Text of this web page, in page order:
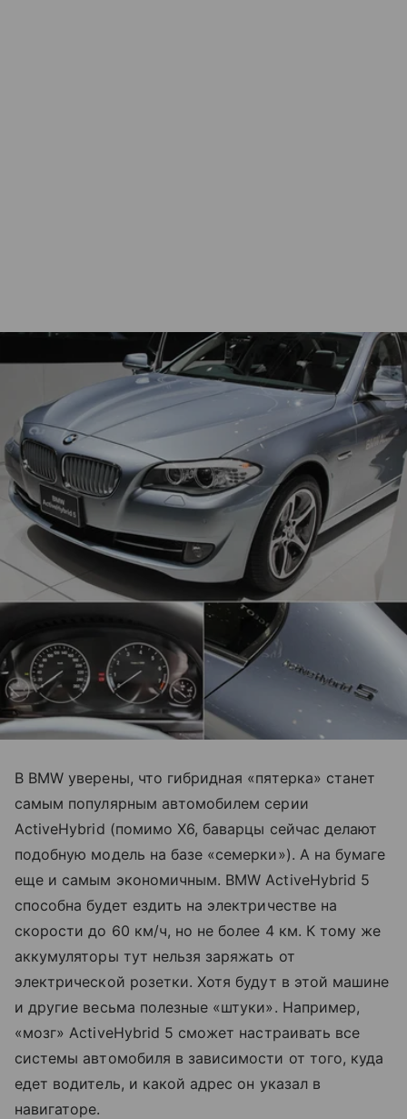
В BMW уверены, что гибридная «пятерка» станет
самым популярным автомобилем серии
ActiveHybrid (помимо X6, баварцы сейчас делают
подобную модель на базе «семерки»). А на бумаге
еще и самым экономичным. BMW ActiveHybrid 5
способна будет ездить на электричестве на
скорости до 60 км/ч, но не более 4 км. К тому же
аккумуляторы тут нельзя заряжать от
электрической розетки. Хотя будут в этой машине
и другие весьма полезные «штуки». Например,
«мозг» ActiveHybrid 5 сможет настраивать все
системы автомобиля в зависимости от того, куда
едет водитель, и какой адрес он указал в
навигаторе.